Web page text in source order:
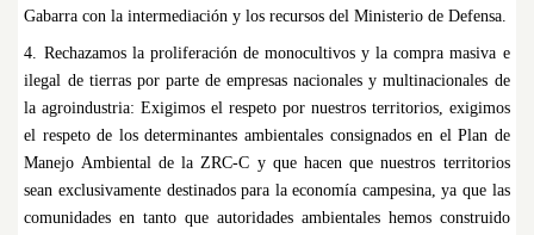
Gabarra con la intermediación y los recursos del Ministerio de Defensa.
4. Rechazamos la proliferación de monocultivos y la compra masiva e
ilegal de tierras por parte de empresas nacionales y multinacionales de
la agroindustria: Exigimos el respeto por nuestros territorios, exigimos
el respeto de los determinantes ambientales consignados en el Plan de
Manejo Ambiental de la ZRC-C y que hacen que nuestros territorios
sean exclusivamente destinados para la economía campesina, ya que las
comunidades en tanto que autoridades ambientales hemos construido